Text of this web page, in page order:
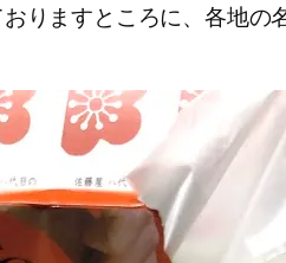
りますところに、各地